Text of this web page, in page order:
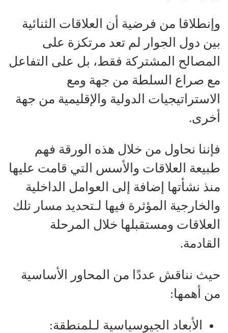
وإنطلاقا من فرضية أن العلاقات الثنائية
بين دول الجوار لم تعد مرتكزة على
المصالح المشتركة فقط، بل على التفاعل
مع صراع السلطة من جهة ومع
الاستراتيجيات الدولية والإقليمية من جهة
أخرى.
فإننا نحاول من خلال هذه الورقة فهم
طبيعة العلاقات والأسس التي قامت عليها
منذ نشأتها إضافة إلى العوامل الداخلية
والخارجية المؤثرة فيها لـتحديد مسار تلك
العلاقات ومستقبلها خلال المرحلة
القادمة.
حيث نناقش عددًا من المحاور الأساسية
من أهمها:
الأبعاد الجيوسياسية لـلمنطقة: